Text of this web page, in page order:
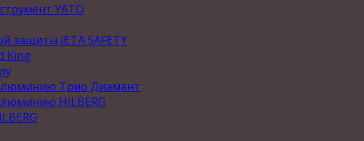
YATO
защиты JETA SAFETY
King
Трио Диамант
HILBERG